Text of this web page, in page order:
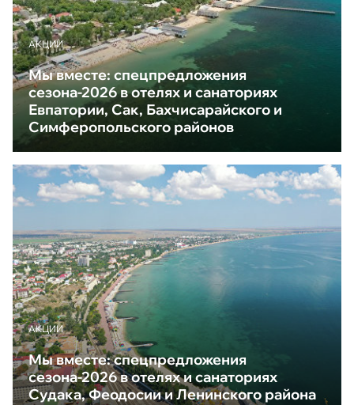
АКЦИИ
Мы вместе: спецпредложения
сезона-2026 в отелях и санаториях
Евпатории, Сак, Бахчисарайского и
Симферопольского районов
АКЦИИ
Мы вместе: спецпредложения
сезона-2026 в отелях и санаториях
Судака, Феодосии и Ленинского района